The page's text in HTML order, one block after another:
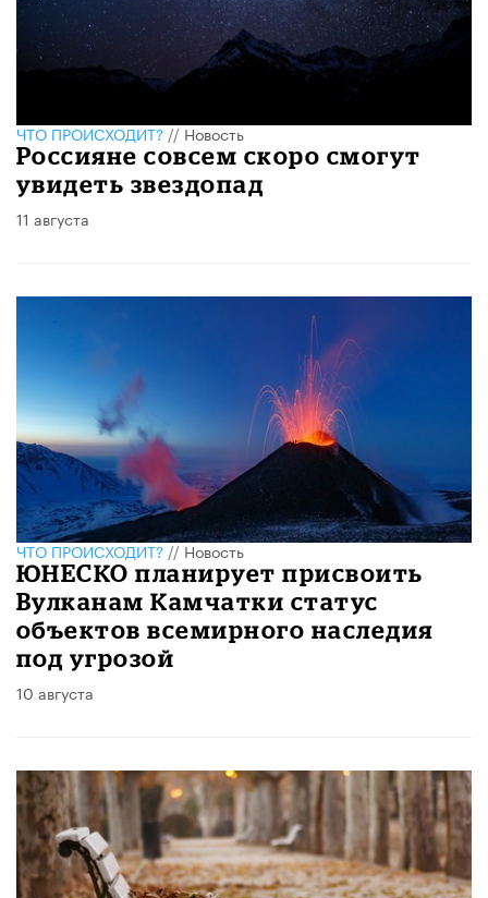
ЧТО ПРОИСХОДИТ?//Новость
Россияне совсем скоро смогут
увидеть звездопад
11 августа
ЧТО ПРОИСХОДИТ?//Новость
ЮНЕСКО планирует присвоить
Вулканам Камчатки статус
объектов всемирного наследия
под угрозой
10 августа